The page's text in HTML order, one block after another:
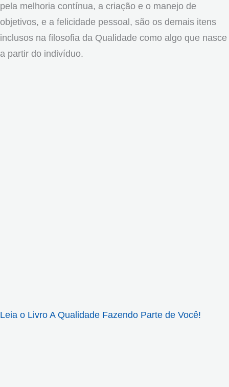
pela melhoria contínua, a criação e o manejo de
objetivos, e a felicidade pessoal, são os demais itens
inclusos na filosofia da Qualidade como algo que nasce
a partir do indivíduo.
Leia o Livro A Qualidade Fazendo Parte de Você!